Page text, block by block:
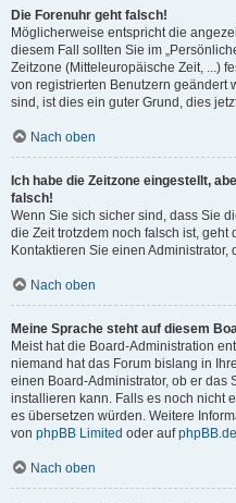
Die Forenuhr geht falsch!
Möglicherweise entspricht die
diesem Fall sollten Sie im
Zeitzone (Mitteleuropäische Zeit, ...)
von registrierten Benutzern geändert
sind, ist dies ein guter Grund, dies
Nach oben
Ich habe die Zeitzone eingestellt,
falsch!
Wenn Sie sich sicher sind, dass Sie
die Zeit trotzdem noch falsch ist,
Kontaktieren Sie einen
Nach oben
Meine Sprache steht auf diesem
Meist hat die Board-Administration
niemand hat das Forum bislang in
einen Board-Administrator, ob er das
installieren kann. Falls es noch nicht
es übersetzen würden. Weitere
von phpBB Limited oder aufphpBB.de
Nach oben